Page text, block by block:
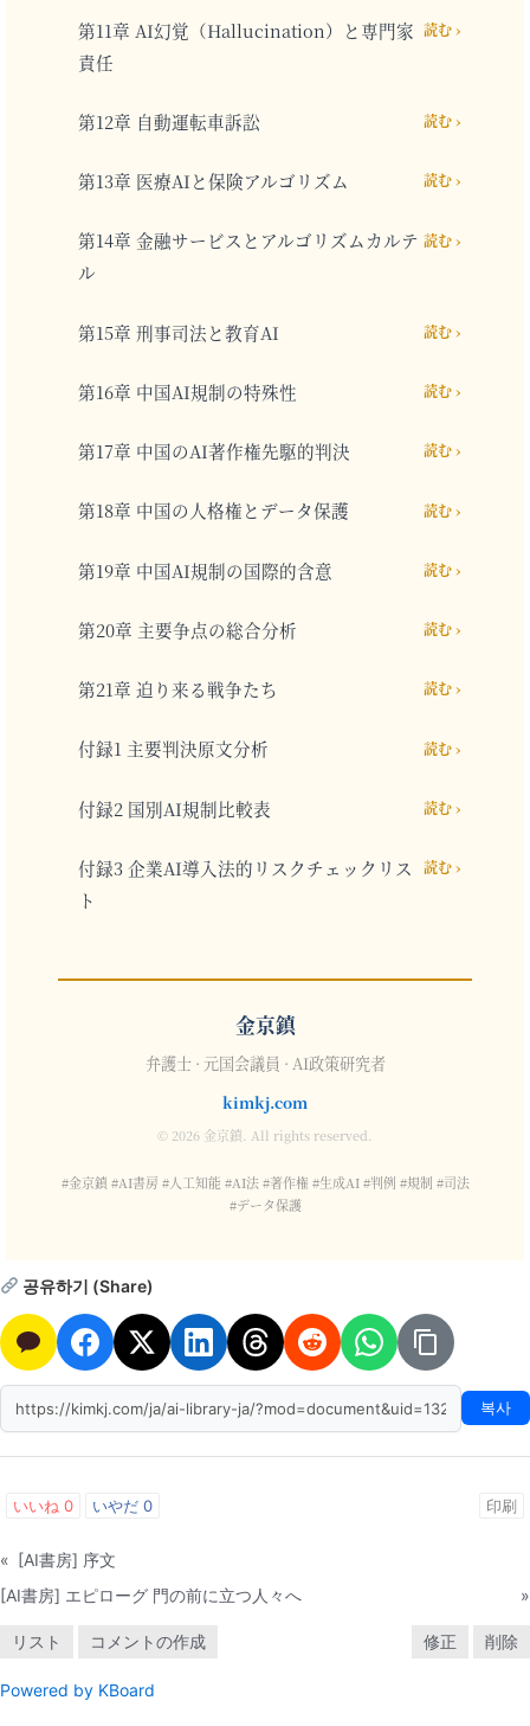
第11章 AI幻覚（Hallucination）と専門家
責任
読む ›
第12章 自動運転車訴訟 読む ›
第13章 医療AIと保険アルゴリズム 読む ›
第14章 金融サービスとアルゴリズムカルテ
ル
読む ›
第15章 刑事司法と教育AI 読む ›
第16章 中国AI規制の特殊性 読む ›
第17章 中国のAI著作権先駆的判決 読む ›
第18章 中国の人格権とデータ保護 読む ›
第19章 中国AI規制の国際的含意 読む ›
第20章 主要争点の総合分析 読む ›
第21章 迫り来る戦争たち 読む ›
付録1 主要判決原文分析 読む ›
付録2 国別AI規制比較表 読む ›
付録3 企業AI導入法的リスクチェックリス
ト
読む ›
金京鎮
弁護士 · 元国会議員 · AI政策研究者
kimkj.com
© 2026 金京鎮. All rights reserved.
#金京鎮 #AI書房 #人工知能 #AI法 #著作権 #生成AI #判例 #規制 #司法
#データ保護
공유하기 (Share)
복사
いいね 0 いやだ 0 印刷
« [AI書房] 序文
[AI書房] エピローグ 門の前に立つ人々へ
»
リスト コメントの作成 修正 削除
Powered by KBoard